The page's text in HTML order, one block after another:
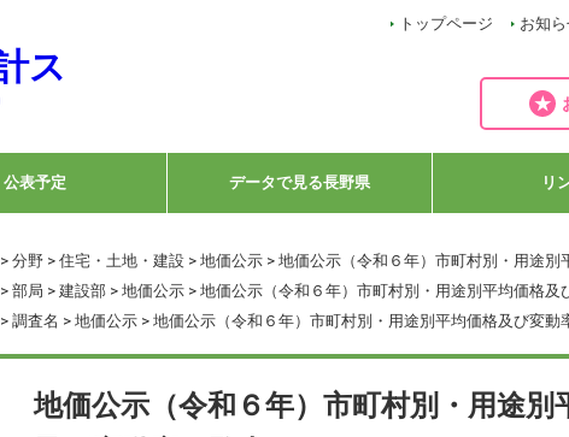
トップページ お知
公表予定 データで見る長野県 リ
> 分野 > 住宅・土地・建設 > 地価公示 > 地価公示（令和６年）市町村別・用途別
> 部局 > 建設部 > 地価公示 > 地価公示（令和６年）市町村別・用途別平均価格及
> 調査名 > 地価公示 > 地価公示（令和６年）市町村別・用途別平均価格及び変動
地価公示（令和６年）市町村別・用途別